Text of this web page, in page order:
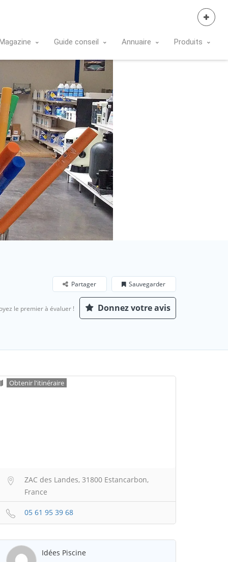
Guide conseil Annuaire Produits
Sauvegarder
Partager
le premier à évaluer ! Donnez votre avis
Obtenir l'itinéraire
ZAC des Landes, 31800 Estancarbon,
France
05 61 95 39 68
Idées Piscine